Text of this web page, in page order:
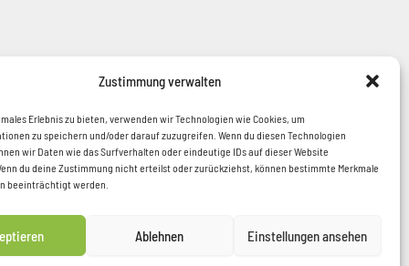
Zustimmung verwalten
Erlebnis zu bieten, verwenden wir Technologien wie Cookies, um
zu speichern und/oder darauf zuzugreifen. Wenn du diesen Technologien
wir Daten wie das Surfverhalten oder eindeutige IDs auf dieser Website
du deine Zustimmung nicht erteilst oder zurückziehst, können bestimmte Merkmale
beeinträchtigt werden.
Ablehnen Einstellungen ansehen
Gewähr übernehmen. Hinsichtlich der Fördermöglichkeiten erheben
finden Sie auf den Internetseiten der jeweiligen Fördergeber.